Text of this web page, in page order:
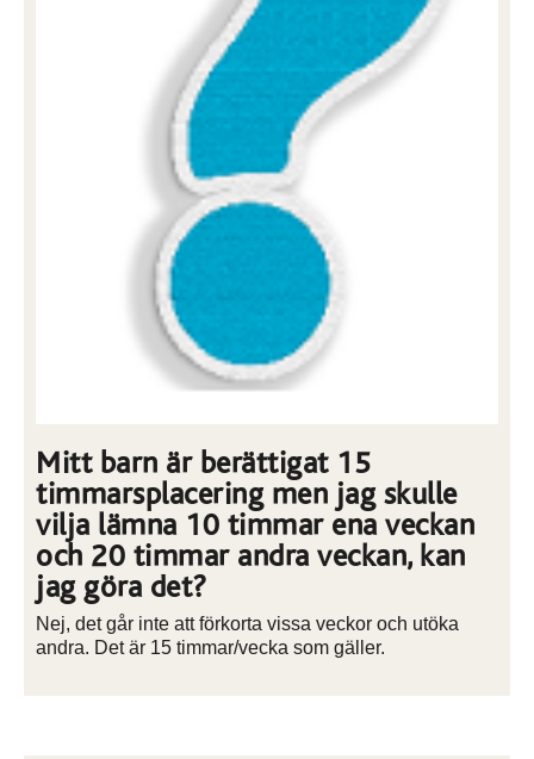
Mitt barn är berättigat 15
timmarsplacering men jag skulle
vilja lämna 10 timmar ena veckan
och 20 timmar andra veckan, kan
jag göra det?
Nej, det går inte att förkorta vissa veckor och utöka
andra. Det är 15 timmar/vecka som gäller.